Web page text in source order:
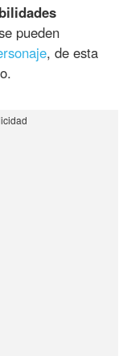
pueden
, de esta